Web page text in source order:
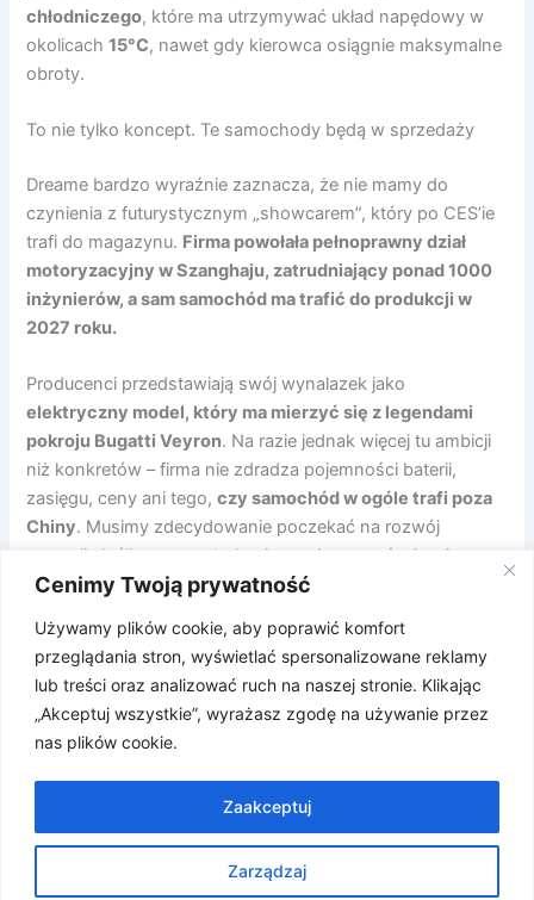
Cenimy Twoją prywatność
Używamy plików cookie, aby poprawić komfort
przeglądania stron, wyświetlać spersonalizowane reklamy
lub treści oraz analizować ruch na naszej stronie. Klikając
„Akceptuj wszystkie”, wyrażasz zgodę na używanie przez
nas plików cookie.
Zarządzaj
Zaakceptuj
chłodniczego, które ma utrzymywać układ napędowy w
okolicach15°C, nawet gdy kierowca osiągnie maksymalne
obroty.
To nie tylko koncept. Te samochody będą w sprzedaży
Dreame bardzo wyraźnie zaznacza, że nie mamy do
czynienia z futurystycznym „showcarem”, który po CES’ie
trafi do magazynu. Firma powołała pełnoprawny dział
motoryzacyjny w Szanghaju, zatrudniający ponad 1000
inżynierów, a sam samochód ma trafić do produkcji w
2027 roku.
Producenci przedstawiają swój wynalazek jako
elektryczny model, który ma mierzyć się z legendami
pokroju Bugatti Veyron. Na razie jednak więcej tu ambicji
niż konkretów – firma nie zdradza pojemności baterii,
zasięgu, ceny ani tego,czy samochód w ogóle trafi poza
Chiny. Musimy zdecydowanie poczekać na rozwój
sytuacji. Jeśli na targach dowiemy się czegoś więcej –
będziemy update’ować!
Źródło:https://www.instagram.com/p/DS8TBxlEvyj/?
igsh=eWRnYzM4YXo1dG5w
POPRZEDNI NASTĘPNY